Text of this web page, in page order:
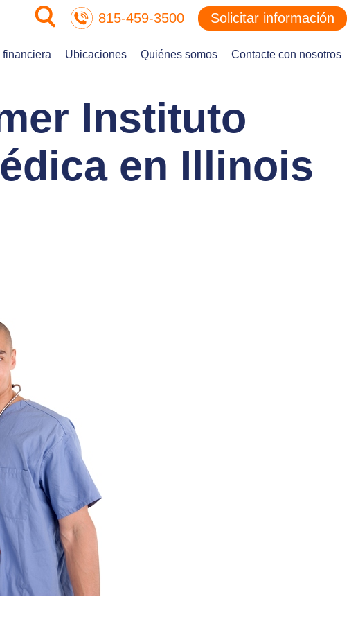
815-459-3500 Solicitar información
financiera Ubicaciones Quiénes somos Contacte con nosotros
Instituto
en Illinois